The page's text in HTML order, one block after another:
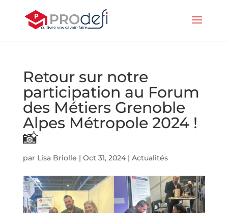
Retour sur notre
participation au Forum
des Métiers Grenoble
Alpes Métropole 2024 !
📸
par Lisa Briolle | Oct 31, 2024| Actualités